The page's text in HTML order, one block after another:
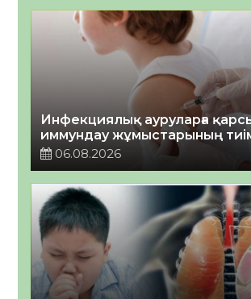
Инфекциялық ауруларға
иммундау жұмыстарының
06.08.2026